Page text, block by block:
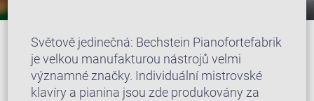
Světově jedinečná: Bechstein Pianofortefabrik
je velkou manufakturou nástrojů velmi
významné značky. Individuální mistrovské
klavíry a pianina jsou zde produkovány za